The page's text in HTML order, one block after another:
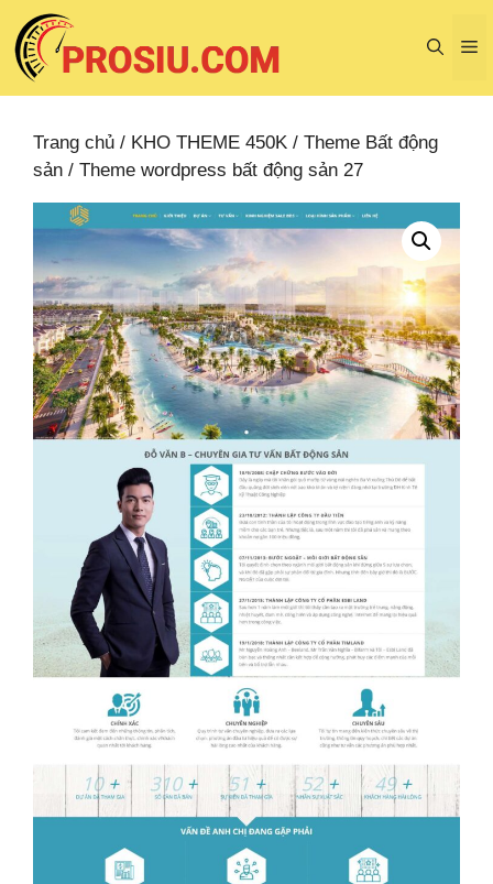
Chuyển
đến
nội
dung
Trang chủ / KHO THEME 450K / Theme Bất động
sản / Theme wordpress bất động sản 27